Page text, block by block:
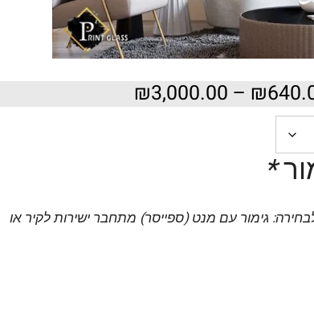
₪
–
₪3,000.00
*
גימור עם מנט (ספייסר) מתחבר ישירות לקיר או